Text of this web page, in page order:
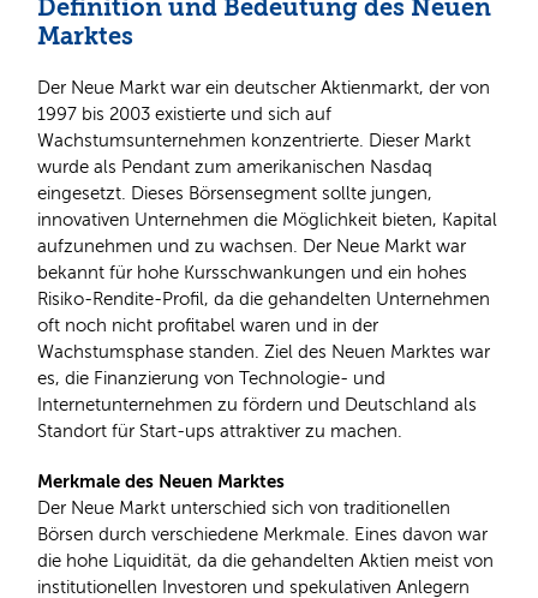
Definition und Bedeutung des Neuen
Marktes
Der Neue Markt war ein deutscher Aktienmarkt, der von
1997 bis 2003 existierte und sich auf
Wachstumsunternehmen konzentrierte. Dieser Markt
wurde als Pendant zum amerikanischen Nasdaq
eingesetzt. Dieses Börsensegment sollte jungen,
innovativen Unternehmen die Möglichkeit bieten, Kapital
aufzunehmen und zu wachsen. Der Neue Markt war
bekannt für hohe Kursschwankungen und ein hohes
Risiko-Rendite-Profil, da die gehandelten Unternehmen
oft noch nicht profitabel waren und in der
Wachstumsphase standen. Ziel des Neuen Marktes war
es, die Finanzierung von Technologie- und
Internetunternehmen zu fördern und Deutschland als
Standort für Start-ups attraktiver zu machen.
Merkmale des Neuen Marktes
Der Neue Markt unterschied sich von traditionellen
Börsen durch verschiedene Merkmale. Eines davon war
die hohe Liquidität, da die gehandelten Aktien meist von
institutionellen Investoren und spekulativen Anlegern